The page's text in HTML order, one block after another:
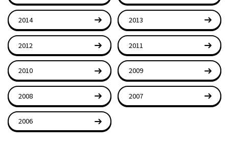
2014 2013
2012 2011
2010 2009
2008 2007
2006